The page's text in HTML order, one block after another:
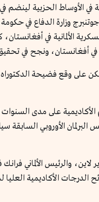
الحزبية لينضم في عام 2009 إلى
نفسه سيتولى جوتنبرج وزارة
الألمانية في أفغانستان،
في أفغانستان، ونجح في
على وقع فضيحة الدكتوراه
على مدى
التي فقدت درجة الدكتوراه واستقالت في عام 2013،
والرئيس الألماني
الأكاديمية العليا